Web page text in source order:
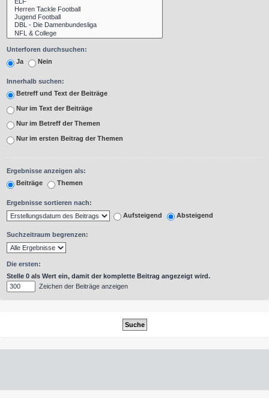
Unterforen durchsuchen:
Ja
Nein
Innerhalb suchen:
Betreff und Text der Beiträge
Nur im Text der Beiträge
Nur im Betreff der Themen
Nur im ersten Beitrag der Themen
Ergebnisse anzeigen als:
Beiträge
Themen
Ergebnisse sortieren nach:
Aufsteigend
Absteigend
Suchzeitraum begrenzen:
Die ersten:
Stelle 0 als Wert ein, damit der komplette Beitrag angezeigt wird.
Zeichen der Beiträge anzeigen